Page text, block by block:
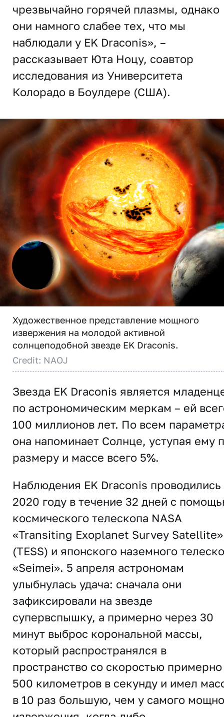
чрезвычайно горячей плазмы, однако
они намного слабее тех, что мы
наблюдали у EK Draconis», –
рассказывает Юта Ноцу, соавтор
исследования из Университета
Колорадо в Боулдере (США).
Художественное представление мощного
извержения на молодой активной
солнцеподобной звезде EK Draconis.
Credit: NAOJ
Звезда EK Draconis является
по астрономическим меркам – ей
100 миллионов лет. По всем
она напоминает Солнце, уступая ему
размеру и массе всего 5%.
Наблюдения EK Draconis проводились
2020 году в течение 32 дней с
космического телескопа NASA
«Transiting Exoplanet Survey Satellite»
(TESS) и японского наземного
«Seimei». 5 апреля астрономам
улыбнулась удача: сначала они
зафиксировали на звезде
супервспышку, а примерно через 30
минут выброс корональной массы,
который распространялся в
пространство со скоростью примерно
500 километров в секунду и имел
в 10 раз большую, чем у самого